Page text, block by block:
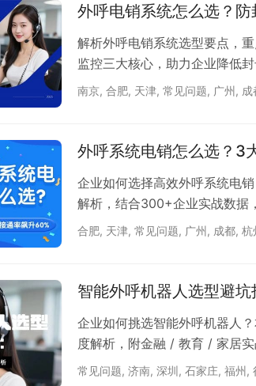
别（ASR）、自然语言处理（
外呼电销系统怎么选？
解析外呼电销系统选型要点，
监控三大核心，助力企业降低
南京, 合肥, 天津, 常见问题, 广州, 成
外呼系统电销怎么选？3
企业如何选择高效外呼系统电
解析，结合300+企业实战数据
合肥, 天津, 常见问题, 广州, 成都, 杭
智能外呼机器人选型避
企业如何挑选智能外呼机器人
度解析，附金融 / 教育 / 家居实
常见问题, 济南, 深圳, 石家庄, 福州,